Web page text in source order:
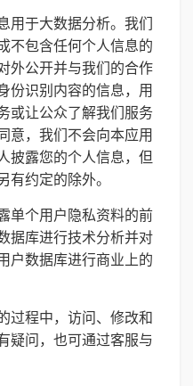
用于大数据分析。我们
不包含任何个人信息的
外公开并与我们的合作
份识别内容的信息，用
或让公众了解我们服务
意，我们不会向本应用
披露您的个人信息，但
约定的除外。
单个用户隐私资料的前
据库进行技术分析并对
户数据库进行商业上的
过程中，访问、修改和
疑问，也可通过客服与